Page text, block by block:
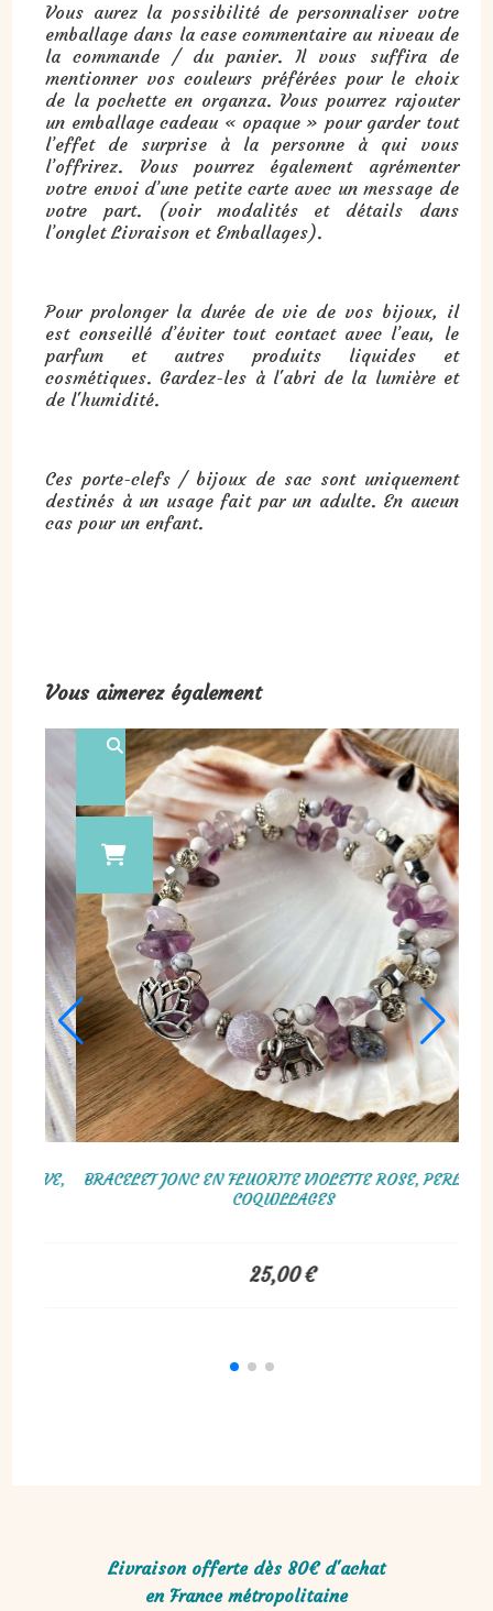
Vous aurez la possibilité de personnaliser votre
emballage dans la case commentaire au niveau de
la commande / du panier. Il vous suffira de
mentionner vos couleurs préférées pour le choix
de la pochette en organza. Vous pourrez rajouter
un emballage cadeau « opaque » pour garder tout
l’effet de surprise à la personne à qui vous
l’offrirez. Vous pourrez également agrémenter
votre envoi d’une petite carte avec un message de
votre part. (voir modalités et détails dans
l’onglet Livraison et Emballages).
Pour prolonger la durée de vie de vos bijoux, il
est conseillé d’éviter tout contact avec l’eau, le
parfum et autres produits liquides et
cosmétiques. Gardez-les à l'abri de la lumière et
de l'humidité.
Ces porte-clefs / bijoux de sac sont uniquement
destinés à un usage fait par un adulte. En aucun
cas pour un enfant.
Vous aimerez également
PERLES, COQUILLAGES,
BRACELET TISSÉ EN PERLES
Livraison offerte dès 80€ d'achat
en France métropolitaine